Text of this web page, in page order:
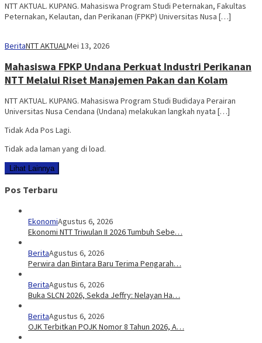
NTT AKTUAL. KUPANG. Mahasiswa Program Studi Peternakan, Fakultas
Peternakan, Kelautan, dan Perikanan (FPKP) Universitas Nusa […]
BeritaNTT AKTUALMei 13, 2026
Mahasiswa FPKP Undana Perkuat Industri Perikanan
NTT Melalui Riset Manajemen Pakan dan Kolam
NTT AKTUAL. KUPANG. Mahasiswa Program Studi Budidaya Perairan
Universitas Nusa Cendana (Undana) melakukan langkah nyata […]
Tidak Ada Pos Lagi.
Tidak ada laman yang di load.
Lihat Lainnya
Pos Terbaru
EkonomiAgustus 6, 2026
Ekonomi NTT Triwulan II 2026 Tumbuh Sebe…
BeritaAgustus 6, 2026
Perwira dan Bintara Baru Terima Pengarah…
BeritaAgustus 6, 2026
Buka SLCN 2026, Sekda Jeffry: Nelayan Ha…
BeritaAgustus 6, 2026
OJK Terbitkan POJK Nomor 8 Tahun 2026, A…